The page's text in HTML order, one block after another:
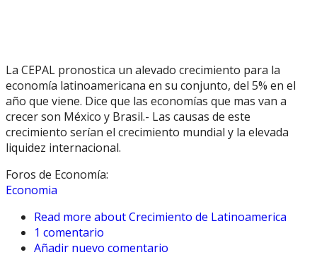
La CEPAL pronostica un alevado crecimiento para la
economía latinoamericana en su conjunto, del 5% en el
año que viene. Dice que las economías que mas van a
crecer son México y Brasil.- Las causas de este
crecimiento serían el crecimiento mundial y la elevada
liquidez internacional.
Foros de Economía:
Economia
Read more about Crecimiento de Latinoamerica
1 comentario
Añadir nuevo comentario